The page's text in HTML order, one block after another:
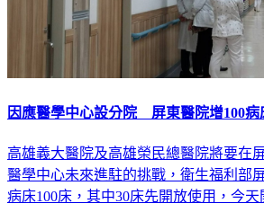
因應醫學中心設分院 屏東醫院增100病
高雄義大醫院及高雄榮民總醫院將要在
醫學中心未來進駐的挑戰，衛生福利部
病床100床，其中30床先開放使用，今天